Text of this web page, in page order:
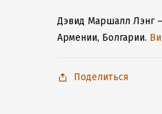
Дэвид Маршалл Лэнг
Армении, Болгарии.
Поделиться